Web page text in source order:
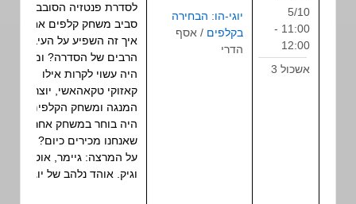
יוגי-הו: הבחירה
בקלפים
/ אסף
הדרי
לסדרת פנטזיה הסובבת
סביב משחק קלפים אחד?
איך זה השפיע על העיבודים
הרבים של הסדרה? ומה
היה עשוי לקרות אילו
קאזוקי טקאהאשי, יוצר
המנגה ומשחק הקלפים,
היה בוחר במשחק אחר מזה
שאנחנו מכירים כיום?
על המרצה: גיימר, אוטאקו
וגיק. אוהד נלהב של יוגי-הו.